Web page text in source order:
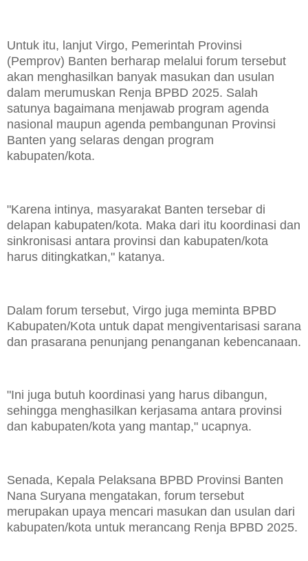
Untuk itu, lanjut Virgo, Pemerintah Provinsi
(Pemprov) Banten berharap melalui forum tersebut
akan menghasilkan banyak masukan dan usulan
dalam merumuskan Renja BPBD 2025. Salah
satunya bagaimana menjawab program agenda
nasional maupun agenda pembangunan Provinsi
Banten yang selaras dengan program
kabupaten/kota.
"Karena intinya, masyarakat Banten tersebar di
delapan kabupaten/kota. Maka dari itu koordinasi dan
sinkronisasi antara provinsi dan kabupaten/kota
harus ditingkatkan," katanya.
Dalam forum tersebut, Virgo juga meminta BPBD
Kabupaten/Kota untuk dapat mengiventarisasi sarana
dan prasarana penunjang penanganan kebencanaan.
"Ini juga butuh koordinasi yang harus dibangun,
sehingga menghasilkan kerjasama antara provinsi
dan kabupaten/kota yang mantap," ucapnya.
Senada, Kepala Pelaksana BPBD Provinsi Banten
Nana Suryana mengatakan, forum tersebut
merupakan upaya mencari masukan dan usulan dari
kabupaten/kota untuk merancang Renja BPBD 2025.